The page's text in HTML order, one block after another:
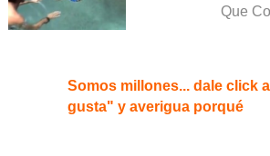
Que
Somos millones... dale click
gusta" y averigua porqué